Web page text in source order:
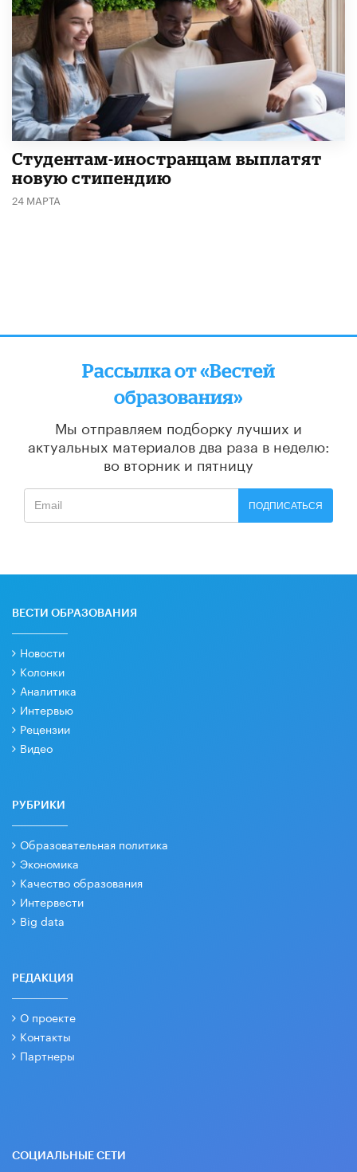
Студентам-иностранцам выплатят
новую стипендию
24 МАРТА
Рассылка от «Вестей
образования»
Мы отправляем подборку лучших и
актуальных материалов два раза в неделю:
во вторник и пятницу
ПОДПИСАТЬСЯ
ВЕСТИ ОБРАЗОВАНИЯ
Новости
Колонки
Аналитика
Интервью
Рецензии
Видео
РУБРИКИ
Образовательная политика
Экономика
Качество образования
Интервести
Big data
РЕДАКЦИЯ
О проекте
Контакты
Партнеры
СОЦИАЛЬНЫЕ СЕТИ